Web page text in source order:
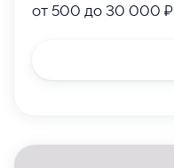
от 500 до 30 000 ₽